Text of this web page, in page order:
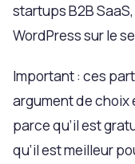
startups B2B
WordPress sur le
Important : ces
argument de choix
parce qu’il est
qu’il est meilleur